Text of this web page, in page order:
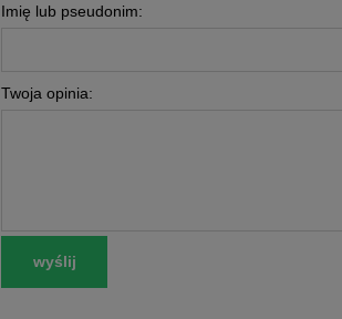
Imię lub pseudonim:
Twoja opinia:
wyślij